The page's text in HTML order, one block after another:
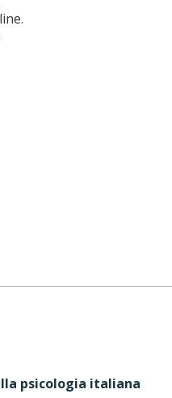
psicologia italiana